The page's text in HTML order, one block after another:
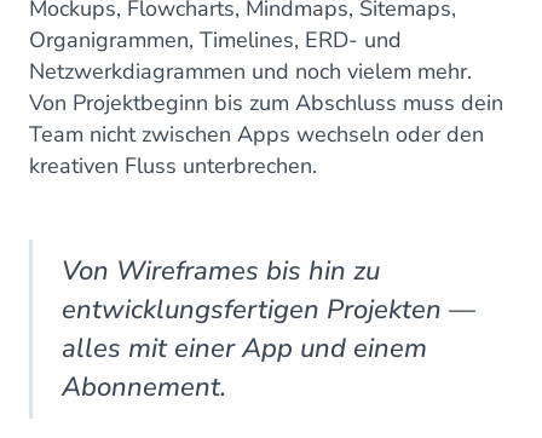
Mockups, Flowcharts, Mindmaps, Sitemaps,
Organigrammen, Timelines, ERD- und
Netzwerkdiagrammen und noch vielem mehr.
Von Projektbeginn bis zum Abschluss muss dein
Team nicht zwischen Apps wechseln oder den
kreativen Fluss unterbrechen.
Von Wireframes bis hin zu
entwicklungsfertigen Projekten —
alles mit einer App und einem
Abonnement.